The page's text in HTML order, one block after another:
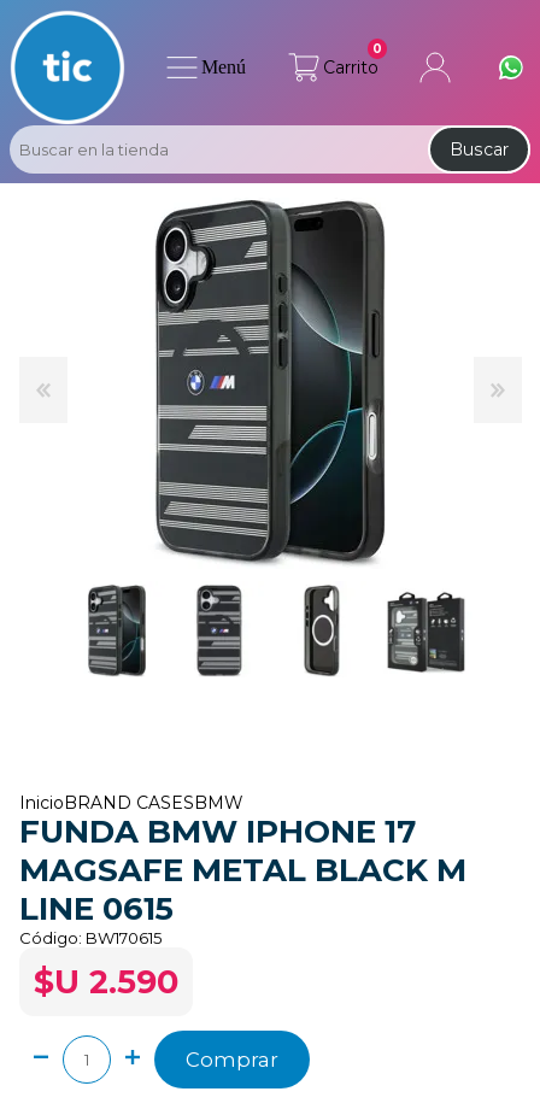
Carrito
0
Buscar
Menú
Inicio BRAND CASES BMW
FUNDA BMW IPHONE 17
MAGSAFE METAL BLACK M
LINE 0615
Código: BW170615
$U 2.590
Comprar